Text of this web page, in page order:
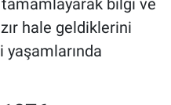
bilgi ve
hale geldiklerini